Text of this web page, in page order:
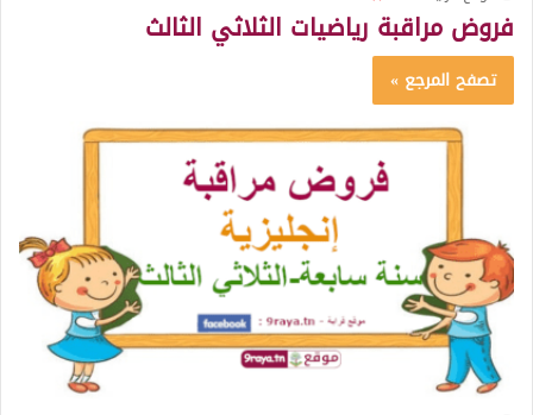
فروض مراقبة رياضيات الثلاثي الثالث
تصفح المرجع »